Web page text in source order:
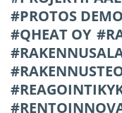
PROTOS
QHEAT OY